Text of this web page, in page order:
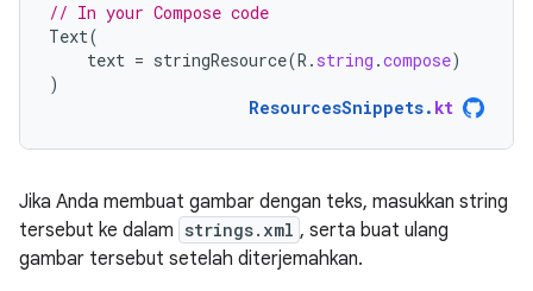
// In your Compose code
Text(
text = stringResource(R . string .compose)
)
ResourcesSnippets. kt
Jika Anda membuat gambar dengan teks, masukkan string
tersebut ke dalam strings.xml , serta buat ulang
gambar tersebut setelah diterjemahkan.